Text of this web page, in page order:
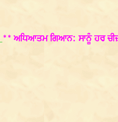
** ਅਧਿਆਤਮ ਗਿਆਨ: ਸਾਨੂੰ ਹਰ